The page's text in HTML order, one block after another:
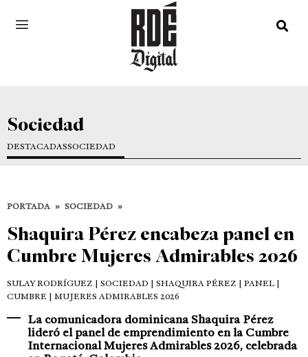
Sociedad
DESTACADASSOCIEDAD
PORTADA » SOCIEDAD »
Shaquira Pérez encabeza panel en
Cumbre Mujeres Admirables 2026
SULAY RODRÍGUEZ | SOCIEDAD | SHAQUIRA PÉREZ | PANEL |
CUMBRE | MUJERES ADMIRABLES 2026
La comunicadora dominicana Shaquira Pérez
lideró el panel de emprendimiento en la Cumbre
Internacional Mujeres Admirables 2026, celebrada